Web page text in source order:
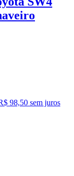
98,50 sem juros